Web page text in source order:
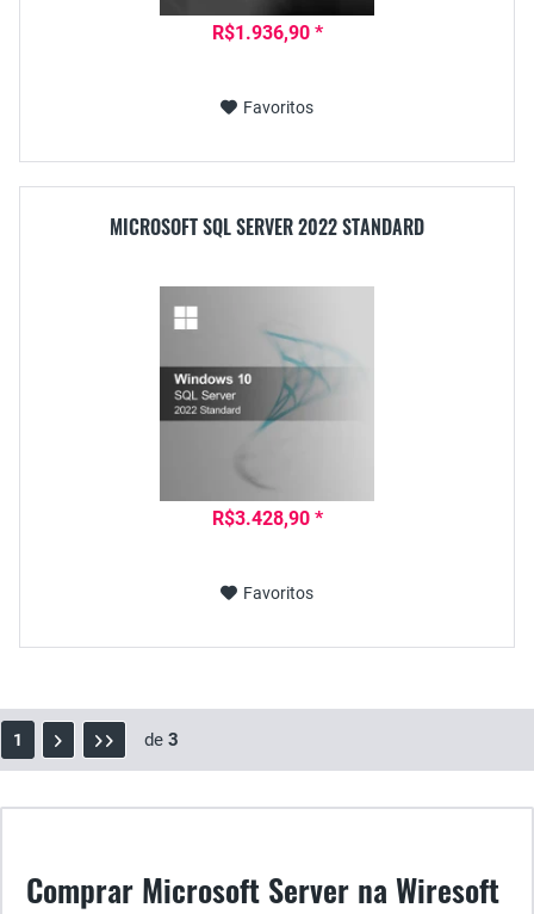
R$1.936,90 *
Favoritos
MICROSOFT SQL SERVER 2022 STANDARD
R$3.428,90 *
Favoritos
1 de 3
Comprar Microsoft Server na Wiresoft